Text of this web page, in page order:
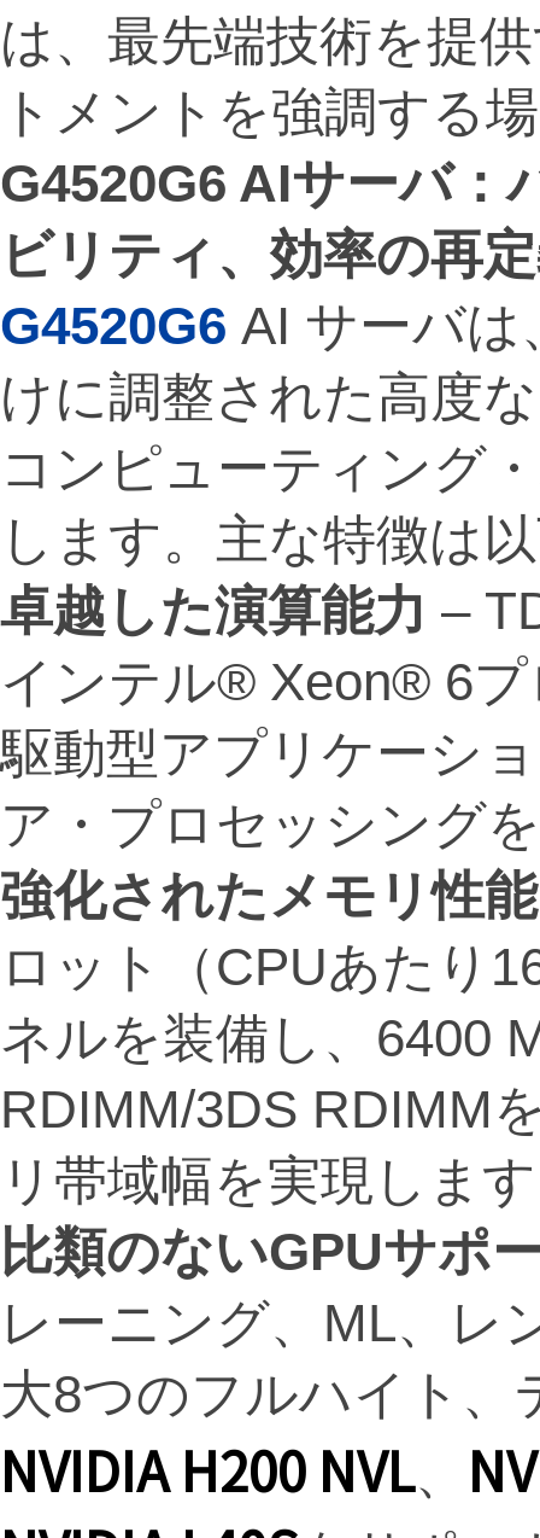
は、最先端技術を提
トメントを強調する
G4520G6 AIサーバ：
ビリティ、効率の再
G4520G6 AI サーバは
けに調整された高度
コンピューティング
します。主な特徴は
卓越した演算能力 –
インテル® Xeon® 6
駆動型アプリケーシ
ア・プロセッシング
強化されたメモリ性能
ロット（CPUあたり
ネルを装備し、6400
RDIMM/3DS RDIMM
リ帯域幅を実現しま
比類のないGPUサポ
レーニング、ML、レ
大8つのフルハイト、
NVIDIAH200 NVL、